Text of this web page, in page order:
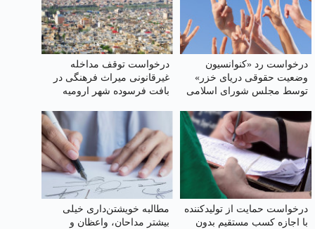
درخواست رد «کنوانسیون
وضعیت حقوقی دریای خزر»
توسط مجلس شورای اسلامی
درخواست توقف مداخله
غیرقانونی میراث فرهنگی در
بافت فرسوده شهر ارومیه
درخواست حمایت از تولیدکننده
با اجازه کسب مستقیم بدون
مطالبه خویشتن‌داری خیلی
بیشتر مداحان، واعظان و